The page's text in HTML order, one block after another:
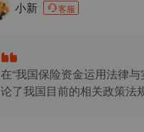
小新 客服
在“我国保险资金运用法律
论了我国目前的相关政策法规